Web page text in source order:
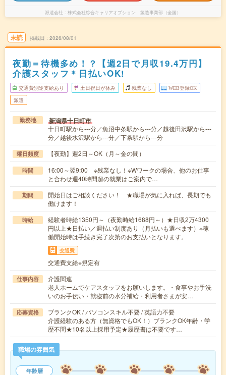
派遣会社 株式会社綜合キャリアオプション 製造事業部（全国）
未読 掲載日 2026/08/01
夜勤＝待機多め！？【週2日で月収19.4万円】
介護スタッフ＊日払いOK!
交通費別途支給あり 土日祝日が休み 残業なし WEB登録OK
派遣
勤務地 新潟県十日町市
十日町駅から---分／魚沼中条駅から---分／越後田沢駅から---
分／越後水沢駅から---分／下条駅から---分
曜日頻度 【夜勤】週2日～OK（月～金の間）
時間
16:00～翌9:00 ※残業なし！※Wワークの場合、他のお仕事
と合わせ週40時間超の就業はご案内で…
期間
開始日はご相談ください！ ★職場が気に入れば、長期でも
働けます！
時給
経験者時給1350円～（夜勤時給1688円～）★日収2万4300
円以上★日払い／週払い制度あり（月払いも選べます）※稼
働開始時は手続き完了次第のお支払いとなります。
交通費
交通費支給※規定有
仕事内容
介護関連
老人ホームでケアスタッフをお願いします。・食事やお手洗
いのお手伝い・就寝前の水分補給・利用者さまが安…
応募資格
ブランクOK / パソコンスキル不要 / 英語力不要
介護経験のある方（無資格でもOK！）ブランクOK年齢・学
歴不問★10名以上採用予定★履歴書は不要です…
職場の雰囲気
年齢層